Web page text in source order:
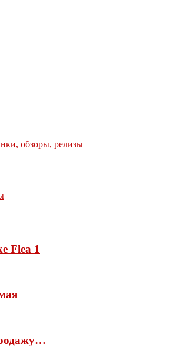
обзоры, релизы
Flea 1